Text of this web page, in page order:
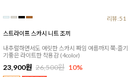
리뷰:51
스트라이프 스카시 니트 조끼
내추럴하면서도 여릿한 스카시 짜임 여름까지 쭉-즐기
기좋은 라이트한 착용감 (4color)
23,900원 26,500원 10%